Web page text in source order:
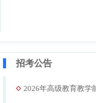
招考公告
2026年高级教育教学